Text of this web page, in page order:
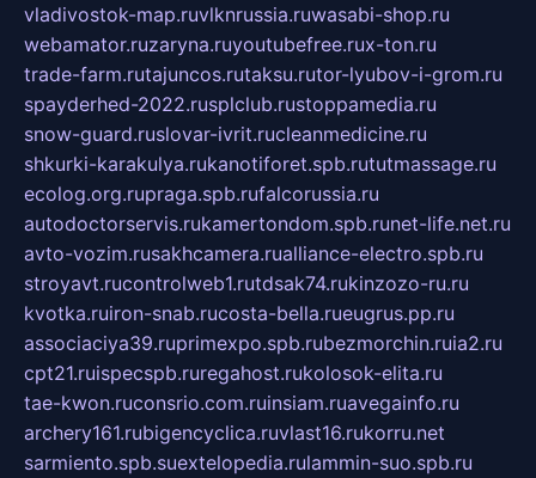
vladivostok-map.ruvlknrussia.ruwasabi-shop.ru
webamator.ruzaryna.ruyoutubefree.rux-ton.ru
trade-farm.rutajuncos.rutaksu.rutor-lyubov-i-grom.ru
spayderhed-2022.rusplclub.rustoppamedia.ru
snow-guard.ruslovar-ivrit.rucleanmedicine.ru
shkurki-karakulya.rukanotiforet.spb.rututmassage.ru
ecolog.org.rupraga.spb.rufalcorussia.ru
autodoctorservis.rukamertondom.spb.runet-life.net.ru
avto-vozim.rusakhcamera.rualliance-electro.spb.ru
stroyavt.rucontrolweb1.rutdsak74.rukinzozo-ru.ru
kvotka.ruiron-snab.rucosta-bella.rueugrus.pp.ru
associaciya39.ruprimexpo.spb.rubezmorchin.ruia2.ru
cpt21.ruispecspb.ruregahost.rukolosok-elita.ru
tae-kwon.ruconsrio.com.ruinsiam.ruavegainfo.ru
archery161.rubigencyclica.ruvlast16.rukorru.net
sarmiento.spb.suextelopedia.rulammin-suo.spb.ru